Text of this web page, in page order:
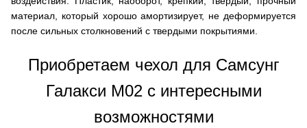
материал, который хорошо амортизирует, не деформируется
после сильных столкновений с твердыми покрытиями.
Приобретаем чехол для Самсунг
Галакси М02 с интересными
возможностями